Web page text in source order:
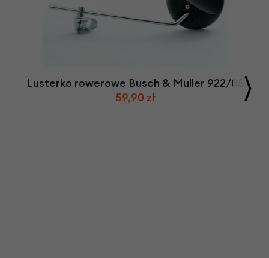
Lusterko rowerowe Busch & Muller 922/05
59,90 zł